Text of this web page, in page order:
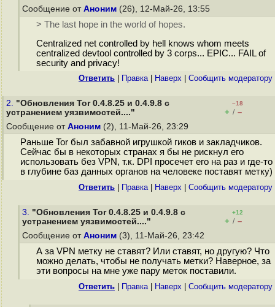
Сообщение от Аноним (26), 12-Май-26, 13:55
> The last hope in the world of hopes.
Centralized net controlled by hell knows whom meets
centralized devtool controlled by 3 corps... EPIC... FAIL of
security and privacy!
Ответить Правка| Наверх Cообщить модератору
2. "Обновления Tor 0.4.8.25 и 0.4.9.8 с
устранением уязвимостей...."
–18
+ / –
Сообщение от Аноним (2), 11-Май-26, 23:29
Раньше Tor был забавной игрушкой гиков и закладчиков.
Сейчас бы в некоторых странах я бы не рискнул его
использовать без VPN, т.к. DPI просечет его на раз и где-то
в глубине баз данных органов на человеке поставят метку)
Ответить Правка| Наверх Cообщить модератору
3. "Обновления Tor 0.4.8.25 и 0.4.9.8 с
устранением уязвимостей...."
+12
+ / –
Сообщение от Аноним (3), 11-Май-26, 23:42
А за VPN метку не ставят? Или ставят, но другую? Что
можно делать, чтобы не получать метки? Наверное, за
эти вопросы на мне уже пару меток поставили.
Ответить Правка| Наверх Cообщить модератору